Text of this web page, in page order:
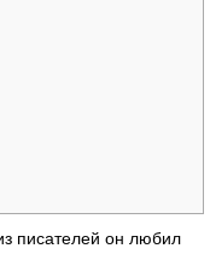
писателей он любил